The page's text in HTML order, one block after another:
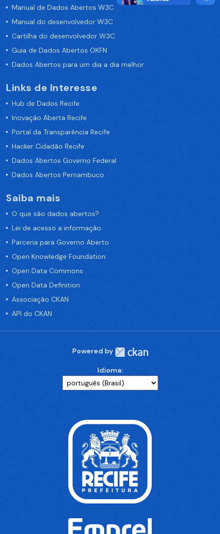
Manual de Dados Abertos W3C
Manual do desenvolvedor W3C
Cartilha do desenvolvedor W3C
Guia de Dados Abertos OKFN
Dados Abertos para um dia a dia melhor
Links de Interesse
Hub de Dados Recife
Inovação Aberta Recife
Portal da Transparência Recife
Hacker Cidadão Recife
Dados Abertos Governo Federal
Dados Abertos Pernambuco
Saiba mais
O que são dados abertos?
Lei de acesso a informação
Parceria para Governo Aberto
Open Knowledge Foundation
Open Data Commons
Open Data Definition
Associação CKAN
API do CKAN
Powered by
Idioma